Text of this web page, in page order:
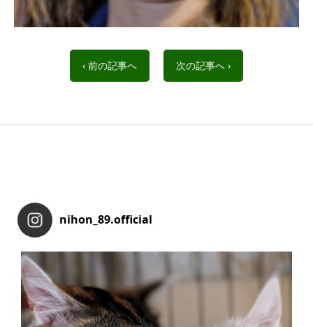
‹ 前の記事へ 次の記事へ ›
nihon_89.official